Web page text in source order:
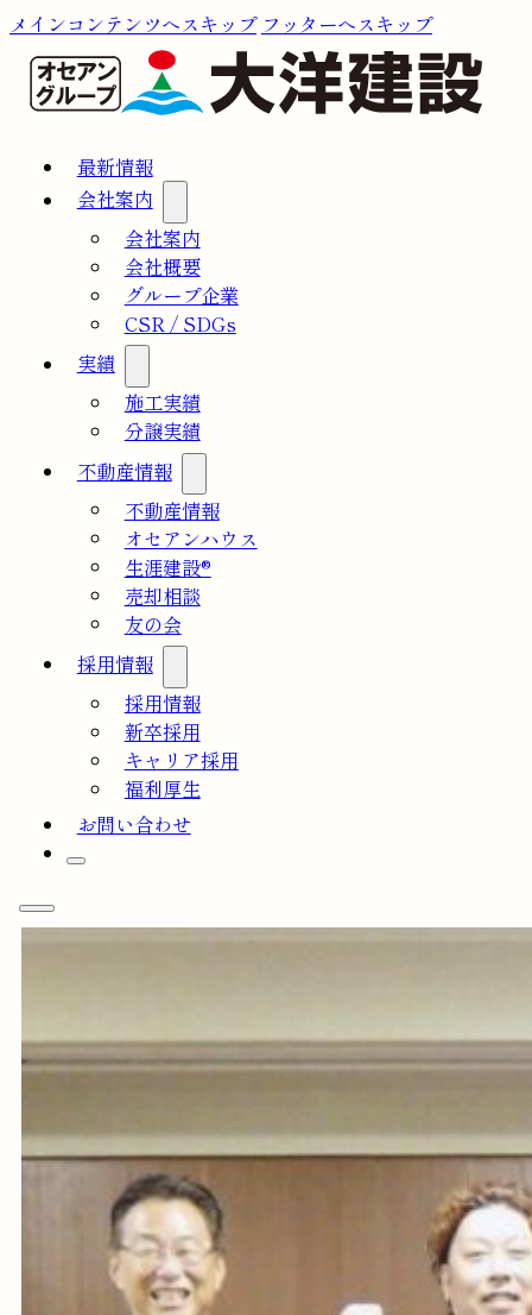
メインコンテンツへスキップ フッターへスキップ
最新情報
会社案内
会社案内
会社概要
グループ企業
CSR / SDGs
実績
施工実績
分譲実績
不動産情報
不動産情報
オセアンハウス
生涯建設®
売却相談
友の会
採用情報
採用情報
新卒採用
キャリア採用
福利厚生
お問い合わせ